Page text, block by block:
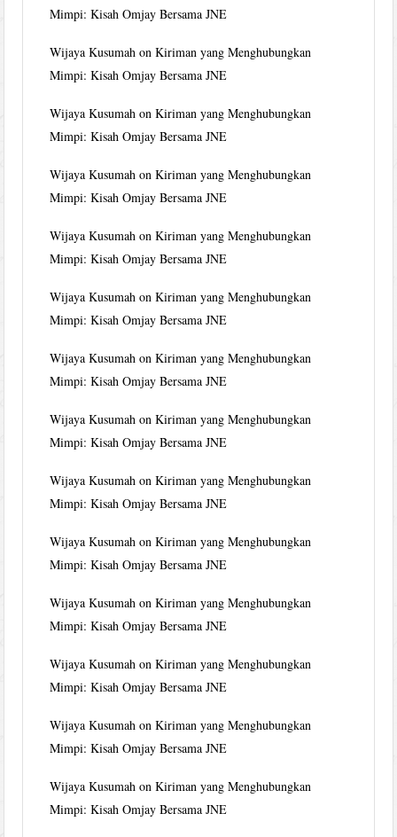
Mimpi: Kisah Omjay Bersama JNE
Wijaya Kusumah onKiriman yang Menghubungkan
Mimpi: Kisah Omjay Bersama JNE
Wijaya Kusumah onKiriman yang Menghubungkan
Mimpi: Kisah Omjay Bersama JNE
Wijaya Kusumah onKiriman yang Menghubungkan
Mimpi: Kisah Omjay Bersama JNE
Wijaya Kusumah onKiriman yang Menghubungkan
Mimpi: Kisah Omjay Bersama JNE
Wijaya Kusumah onKiriman yang Menghubungkan
Mimpi: Kisah Omjay Bersama JNE
Wijaya Kusumah onKiriman yang Menghubungkan
Mimpi: Kisah Omjay Bersama JNE
Wijaya Kusumah onKiriman yang Menghubungkan
Mimpi: Kisah Omjay Bersama JNE
Wijaya Kusumah onKiriman yang Menghubungkan
Mimpi: Kisah Omjay Bersama JNE
Wijaya Kusumah onKiriman yang Menghubungkan
Mimpi: Kisah Omjay Bersama JNE
Wijaya Kusumah onKiriman yang Menghubungkan
Mimpi: Kisah Omjay Bersama JNE
Wijaya Kusumah onKiriman yang Menghubungkan
Mimpi: Kisah Omjay Bersama JNE
Wijaya Kusumah onKiriman yang Menghubungkan
Mimpi: Kisah Omjay Bersama JNE
Wijaya Kusumah onKiriman yang Menghubungkan
Mimpi: Kisah Omjay Bersama JNE